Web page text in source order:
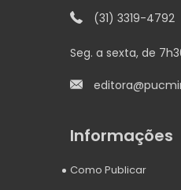
(31) 3319-4792
Seg. a sexta, de
Informações
Como Publicar